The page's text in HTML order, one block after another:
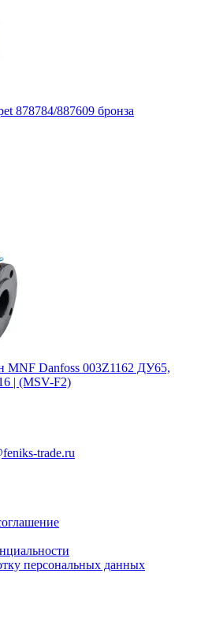
878784/887609 бронза
MNF Danfoss 003Z1162 ДУ65,
| (MSV-F2)
trade.ru
персональных данных